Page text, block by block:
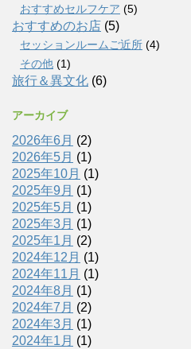
おすすめセルフケア (5)
おすすめのお店 (5)
セッションルームご近所 (4)
その他 (1)
旅行＆異文化 (6)
アーカイブ
2026年6月 (2)
2026年5月 (1)
2025年10月 (1)
2025年9月 (1)
2025年5月 (1)
2025年3月 (1)
2025年1月 (2)
2024年12月 (1)
2024年11月 (1)
2024年8月 (1)
2024年7月 (2)
2024年3月 (1)
2024年1月 (1)